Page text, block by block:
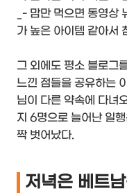
_- 맘만 먹으면 동영상
가 높은 아이템 같아서
그 외에도 평소 블로그
느낀 점들을 공유하는
님이 다른 약속에 다녀
지 6명으로 늘어난 일
짝 벗어났다.
저녁은 베트